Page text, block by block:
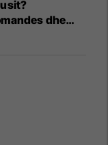
dhe
po ngrenë